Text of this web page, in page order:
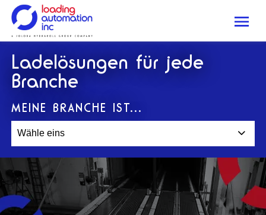
Loading
Automation
Inc
Ladelösungen für jede
Branche
MEINE BRANCHE IST...
Wähle eins